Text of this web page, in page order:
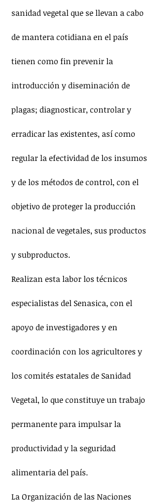
sanidad vegetal que se llevan a cabo
de mantera cotidiana en el país
tienen como fin prevenir la
introducción y diseminación de
plagas; diagnosticar, controlar y
erradicar las existentes, así como
regular la efectividad de los insumos
y de los métodos de control, con el
objetivo de proteger la producción
nacional de vegetales, sus productos
y subproductos.
Realizan esta labor los técnicos
especialistas del Senasica, con el
apoyo de investigadores y en
coordinación con los agricultores y
los comités estatales de Sanidad
Vegetal, lo que constituye un trabajo
permanente para impulsar la
productividad y la seguridad
alimentaria del país.
La Organización de las Naciones